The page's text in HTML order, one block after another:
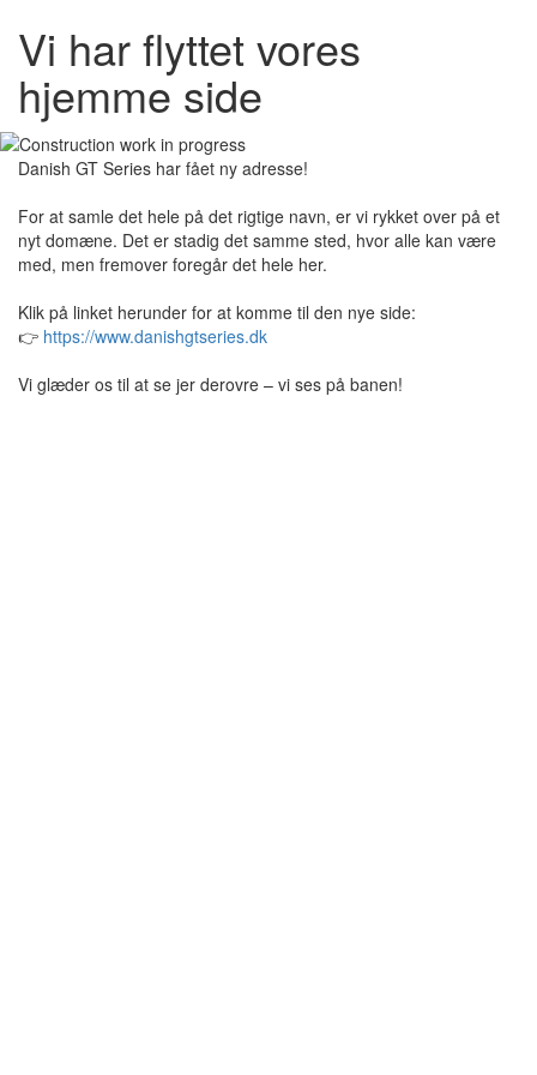
Vi har flyttet vores
hjemme side
Danish GT Series har fået ny adresse!
For at samle det hele på det rigtige navn, er vi rykket over på et
nyt domæne. Det er stadig det samme sted, hvor alle kan være
med, men fremover foregår det hele her.
Klik på linket herunder for at komme til den nye side:
👉 https://www.danishgtseries.dk
Vi glæder os til at se jer derovre – vi ses på banen!